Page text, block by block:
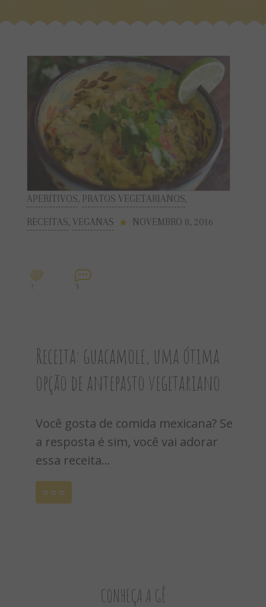
APERITIVOS, PRATOS VEGETARIANOS,
RECEITAS, VEGANAS NOVEMBRO 8, 2016
2 0
Receita: guacamole, uma ótima
opção de antepasto vegetariano
Você gosta de comida mexicana? Se
a resposta é sim, você vai adorar
essa receita...
CONHEÇA A GÊ